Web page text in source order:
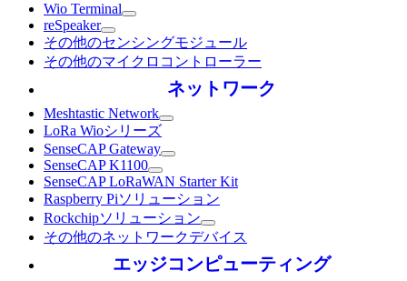
Wio Terminal
reSpeaker
その他のセンシングモジュール
その他のマイクロコントローラー
ネットワーク
Meshtastic Network
LoRa Wioシリーズ
SenseCAP Gateway
SenseCAP K1100
SenseCAP LoRaWAN Starter Kit
Raspberry Piソリューション
Rockchipソリューション
その他のネットワークデバイス
エッジコンピューティング